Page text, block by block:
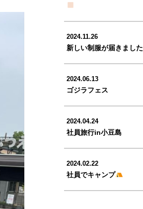
2024.11.26
新しい制服が届きました
2024.06.13
ゴジラフェス
2024.04.24
社員旅行in小豆島
2024.02.22
社員でキャンプ